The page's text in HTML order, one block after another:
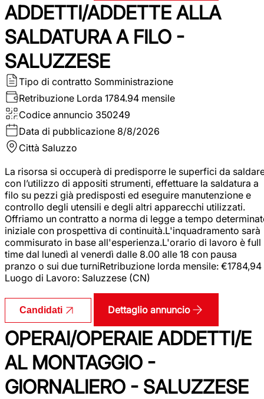
ADDETTI/ADDETTE ALLA
SALDATURA A FILO -
SALUZZESE
Tipo di contratto Somministrazione
Retribuzione Lorda 1784.94 mensile
Codice annuncio 350249
Data di pubblicazione 8/8/2026
Città Saluzzo
La risorsa si occuperà di predisporre le superfici da
con l’utilizzo di appositi strumenti, effettuare la saldatura a
filo su pezzi già predisposti ed eseguire manutenzione e
controllo degli utensili e degli altri apparecchi utilizzati.
Offriamo un contratto a norma di legge a tempo
iniziale con prospettiva di continuità.L'inquadramento sarà
commisurato in base all'esperienza.L'orario di lavoro è full
time dal lunedì al venerdì dalle 8.00 alle 18 con pausa
pranzo o sui due turniRetribuzione lorda mensile: €1784,94
Luogo di Lavoro: Saluzzese (CN)
Candidati Dettaglio annuncio
OPERAI/OPERAIE ADDETTI/E
AL MONTAGGIO -
GIORNALIERO - SALUZZESE